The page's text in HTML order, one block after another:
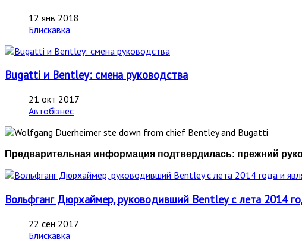
12 янв 2018
Блискавка
Bugatti и Bentley: смена руководства
21 окт 2017
Автобізнес
Предварительная информация подтвердилась: прежний
Вольфганг Дюрхаймер, руководивший Bentley с лета 2014
22 сен 2017
Блискавка